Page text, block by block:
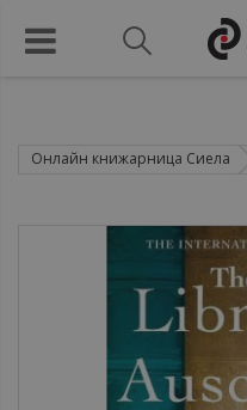
Онлайн книжарница Сиела